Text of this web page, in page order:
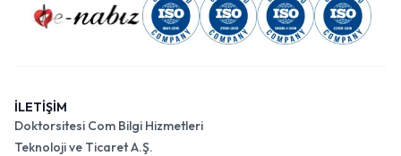
İLETİŞİM
Doktorsitesi Com Bilgi Hizmetleri
Teknoloji ve Ticaret A.Ş.